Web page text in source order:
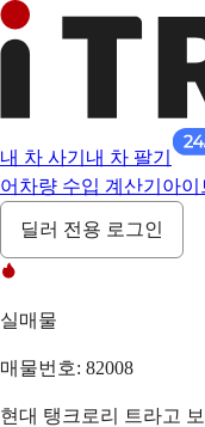
내 차 사기 내 차 팔기
어 차량 수입 계산기 아이
딜러 전용 로그인
실매물
매물번호: 82008
현대 탱크로리 트라고